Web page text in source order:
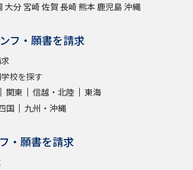
大分 宮崎 佐賀 長崎 熊本 鹿児島沖縄
フ・願書を請求
校を探す
関東 信越・北陸
東海
国 九州・沖縄
・願書を請求